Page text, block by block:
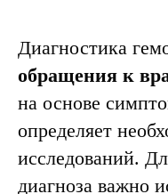
Диагностика
обращения к
на основе
определяет
исследований.
диагноза важно